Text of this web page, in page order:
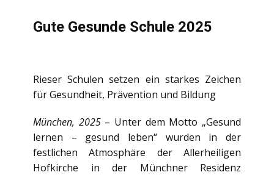
Gute Gesunde Schule 2025
Rieser Schulen setzen ein starkes Zeichen
für Gesundheit, Prävention und Bildung
München, 2025– Unter dem Motto „Gesund
lernen – gesund leben“ wurden in der
festlichen Atmosphäre der Allerheiligen
Hofkirche in der Münchner Residenz